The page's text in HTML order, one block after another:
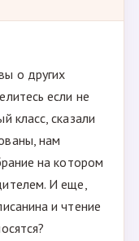
о других
если не
класс, сказали
нам
на котором
И еще,
и чтение